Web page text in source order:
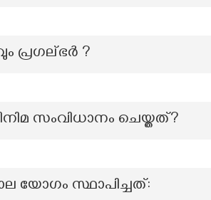
പ്രഗല്ഭർ ?
സംവിധാനം ചെയ്തത്?
യോഗം സ്ഥാപിച്ചത്: